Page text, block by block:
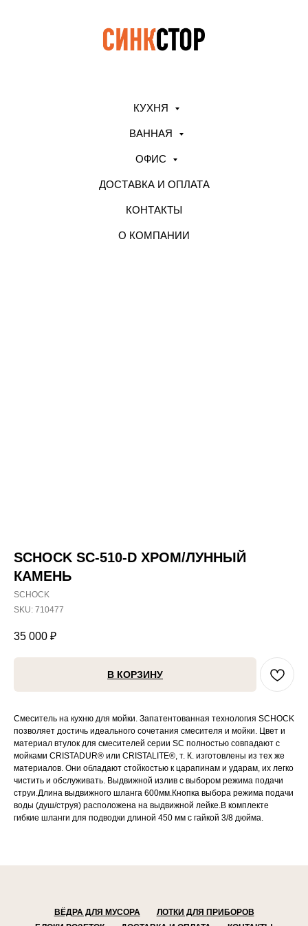
КУХНЯ
ВАННАЯ
ОФИС
ДОСТАВКА И ОПЛАТА
КОНТАКТЫ
О КОМПАНИИ
SCHOCK SC-510-D ХРОМ/ЛУННЫЙ
КАМЕНЬ
SCHOCK
SKU: 710477
35 000 ₽
В КОРЗИНУ
Смеситель на кухню для мойки. Запатентованная технология SCHOCK
позволяет достичь идеального сочетания смесителя и мойки. Цвет и
материал втулок для смесителей серии SC полностью совпадают с
мойками CRISTADUR® или CRISTALITE®, т. К. изготовлены из тех же
материалов. Они обладают стойкостью к царапинам и ударам, их легко
чистить и обслуживать. Выдвижной излив с выбором режима подачи
струи.Длина выдвижного шланга 600мм.Кнопка выбора режима подачи
воды (душ/струя) расположена на выдвижной лейке.В комплекте
гибкие шланги для подводки длиной 450 мм с гайкой 3/8 дюйма.
ВЁДРА ДЛЯ МУСОРА
ЛОТКИ ДЛЯ ПРИБОРОВ